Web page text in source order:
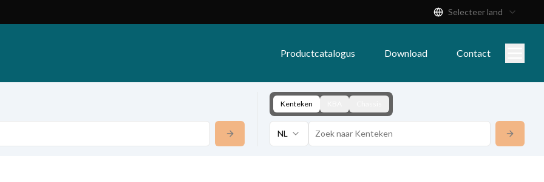
Selecteer land
Productcatalogus Download Contact
Kenteken
NL